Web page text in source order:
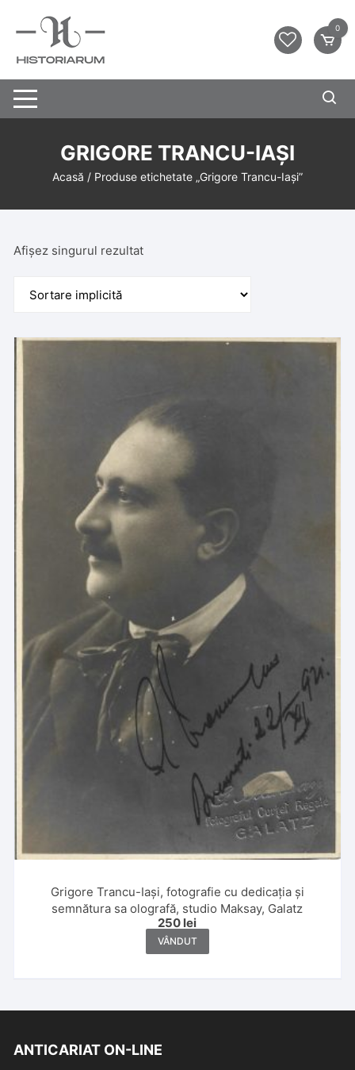
0
GRIGORE TRANCU-IAȘI
Acasă / Produse etichetate „Grigore Trancu-Iași”
Afișez singurul rezultat
Grigore Trancu-Iași, fotografie cu dedicația și
semnătura sa olografă, studio Maksay, Galatz
250 lei
VÂNDUT
ANTICARIAT ON-LINE